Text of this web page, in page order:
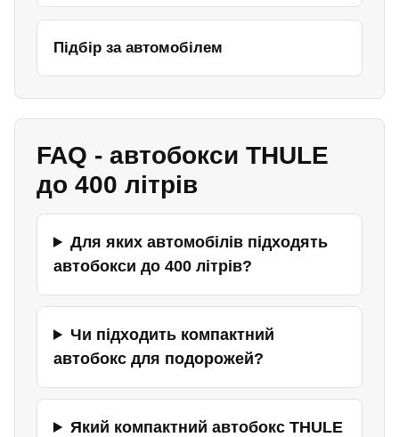
Підбір за автомобілем
FAQ - автобокси THULE
до 400 літрів
Для яких автомобілів підходять
автобокси до 400 літрів?
Чи підходить компактний
автобокс для подорожей?
Який компактний автобокс THULE